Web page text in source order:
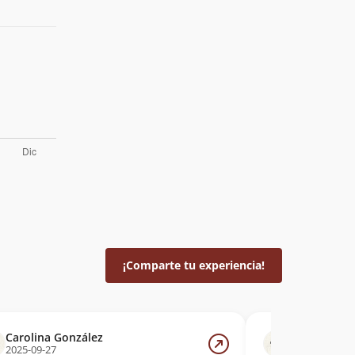
¡Comparte tu experiencia!
Carolina González
2025-09-27